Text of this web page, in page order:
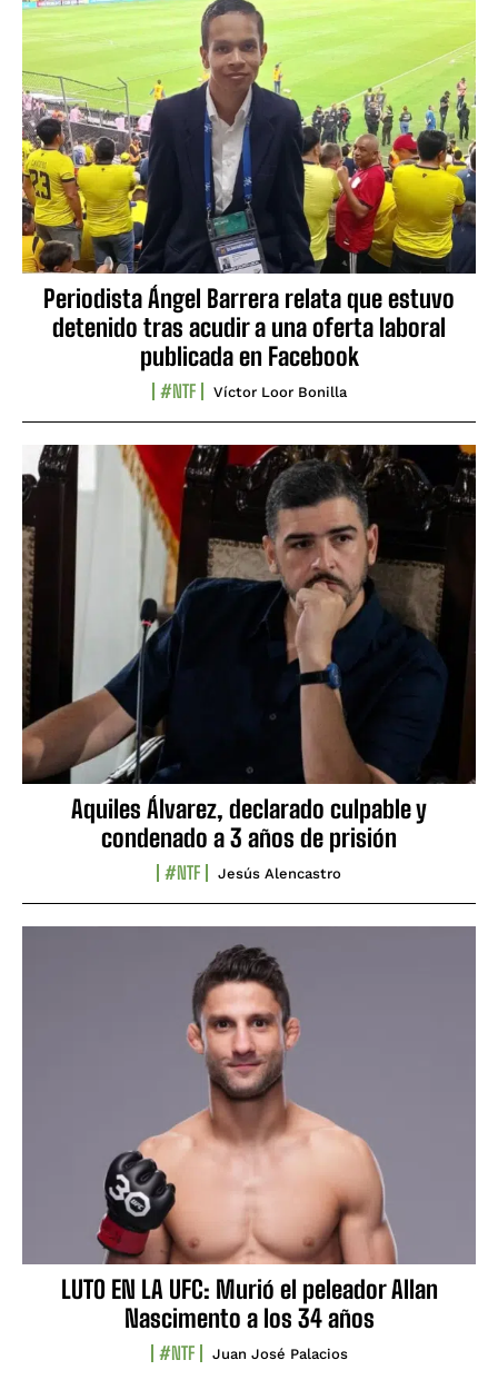
Periodista Ángel Barrera relata que estuvo
detenido tras acudir a una oferta laboral
publicada en Facebook
#NTF Víctor Loor Bonilla
Aquiles Álvarez, declarado culpable y
condenado a 3 años de prisión
#NTF Jesús Alencastro
LUTO EN LA UFC: Murió el peleador Allan
Nascimento a los 34 años
#NTF Juan José Palacios